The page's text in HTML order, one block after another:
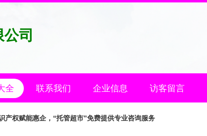
司
全 联系我们 企业信息 访客留言
产权赋能惠企，“托管超市”免费提供专业咨询服务